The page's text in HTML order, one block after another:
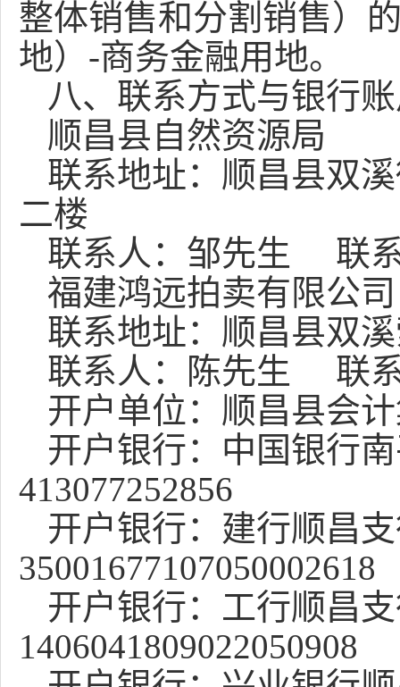
整体销售和分割销售）
地）-商务金融用地。
八、 联系方式与银行
顺昌县自然资源局
联系地址：顺昌县双
二楼
联系人：邹先生
联
福建鸿远拍卖有限公司
联系地址：顺昌县双
联系人：
陈先生
联
开户单位：顺昌县会
开户银行：中国银行
413077252856
开户银行：建行顺昌
35001677107050002618
开户银行：工行顺昌
1406041809022050908